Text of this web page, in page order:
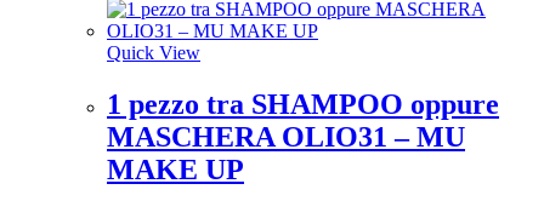
Quick View
1 pezzo tra SHAMPOO oppure
MASCHERA OLIO31 – MU
MAKE UP